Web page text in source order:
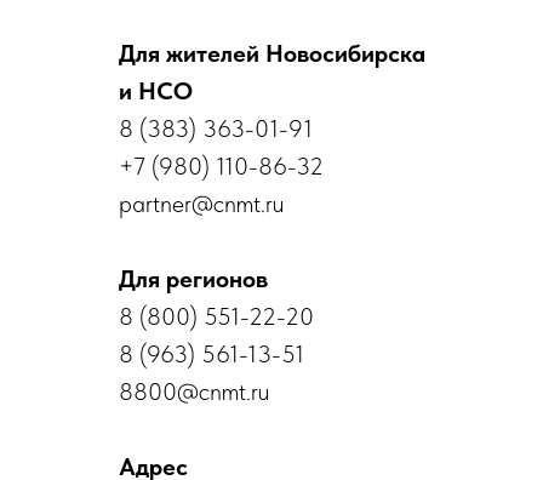
Для жителей Новосибирска
и НСО
8 (383) 363-01-91
+7 (980) 110-86-32
partner@cnmt.ru
Для регионов
8 (800) 551-22-20
8 (963) 561-13-51
8800@cnmt.ru
Адрес